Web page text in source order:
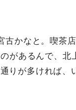
古かなと。喫茶
があるんで、北
りが多ければ、